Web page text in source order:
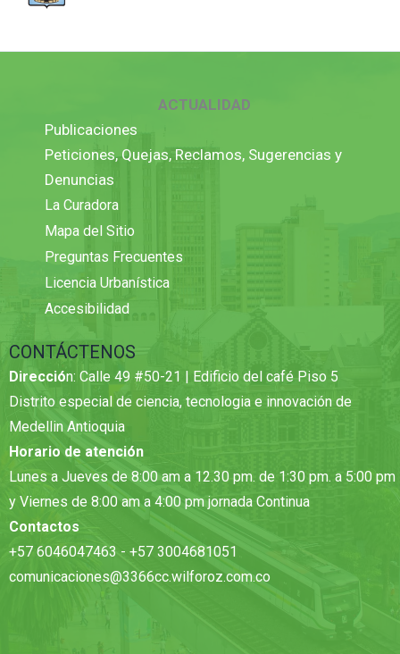
ACTUALIDAD
Publicaciones
Peticiones, Quejas, Reclamos, Sugerencias y
Denuncias
La Curadora
Mapa del Sitio
Preguntas Frecuentes
Licencia Urbanística
Accesibilidad
CONTÁCTENOS
Dirección: Calle 49 #50-21 | Edificio del café Piso 5
Distrito especial de ciencia, tecnologia e innovación de
Medellin Antioquia
Horario de atención
Lunes a Jueves de 8:00 am a 12.30 pm. de 1:30 pm. a 5:00 pm
y Viernes de 8:00 am a 4:00 pm jornada Continua
Contactos
+57 6046047463 - +57 3004681051
comunicaciones@3366cc.wilforoz.com.co